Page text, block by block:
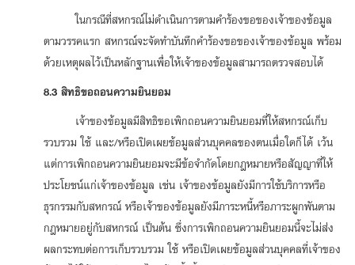
ในกรณีที่สหกรณ์ไม่ดำเนินการตามคำร้องขอของเจ้าของข้อมูล
ตามวรรคแรก สหกรณ์จะจัดทำบันทึกคำร้องขอของเจ้าของข้อมูล พร้อม
ด้วยเหตุผลไว้เป็นหลักฐานเพื่อให้เจ้าของข้อมูลสามารถตรวจสอบได้
8.3 สิทธิขอถอนความยินยอม
เจ้าของข้อมูลมีสิทธิขอเพิกถอนความยินยอมที่ให้สหกรณ์เก็บ
รวบรวม ใช้ และ/หรือเปิดเผยข้อมูลส่วนบุคคลของตนเมื่อใดก็ได้ เว้น
แต่การเพิกถอนความยินยอมจะมีข้อจำกัดโดยกฎหมายหรือสัญญาที่ให้
ประโยชน์แก่เจ้าของข้อมูล เช่น เจ้าของข้อมูลยังมีการใช้บริการหรือ
ธุรกรรมกับสหกรณ์ หรือเจ้าของข้อมูลยังมีภาระหนี้หรือภาระผูกพันตาม
กฎหมายอยู่กับสหกรณ์ เป็นต้น ซึ่งการเพิกถอนความยินยอมนี้จะไม่ส่ง
ผลกระทบต่อการเก็บรวบรวม ใช้ หรือเปิดเผยข้อมูลส่วนบุคคลที่เจ้าของ